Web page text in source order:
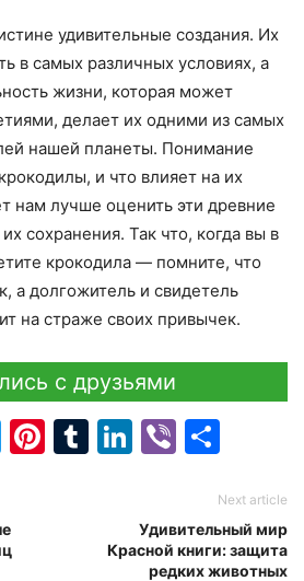
удивительные создания. Их
в самых различных условиях, а
жизни, которая может
делает их одними из самых
нашей планеты. Понимание
и что влияет на их
нам лучше оценить эти древние
сохранения. Так что, когда вы в
крокодила — помните, что
а долгожитель и свидетель
на страже своих привычек.
с друзьями
Twitter
Pinterest
Tumblr
LinkedIn
Viber
Next article
Удивительный мир
Красной книги: защита
редких животных